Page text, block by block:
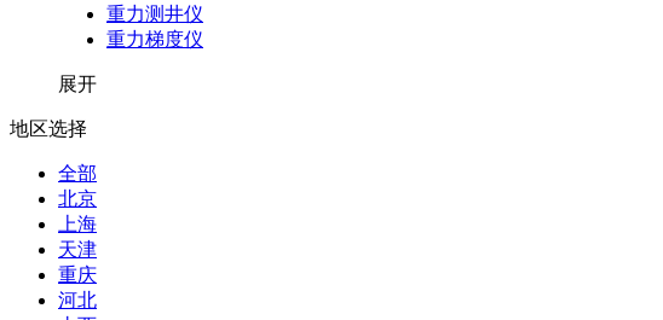
重力测井仪
重力梯度仪
展开
地区选择
全部
北京
上海
天津
重庆
河北